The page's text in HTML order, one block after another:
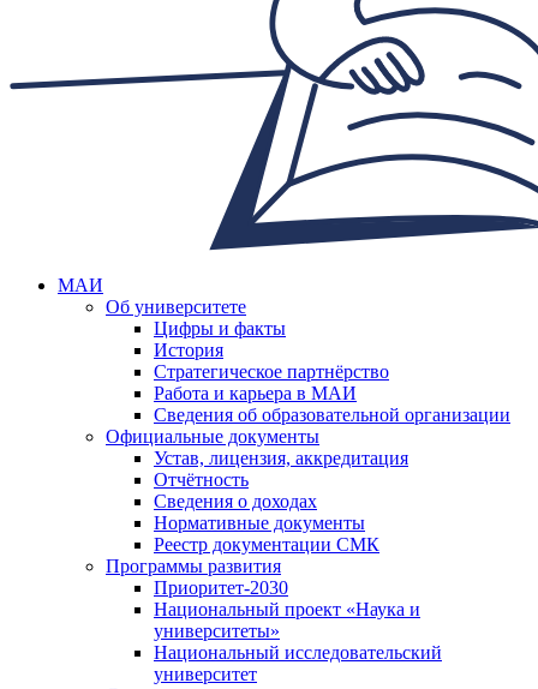
МАИ
Об университете
Цифры и факты
История
Стратегическое партнёрство
Работа и карьера в МАИ
Сведения об образовательной организации
Официальные документы
Устав, лицензия, аккредитация
Отчётность
Сведения о доходах
Нормативные документы
Реестр документации СМК
Программы развития
Приоритет-2030
Национальный проект «Наука и
университеты»
Национальный исследовательский
университет